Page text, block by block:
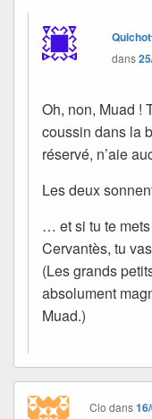
dans
Oh, non, Muad !
coussin dans la
réservé, n’aie
Les deux
… et si tu te
Cervantès, tu
(Les grands
absolument
Muad.)
Clo dans